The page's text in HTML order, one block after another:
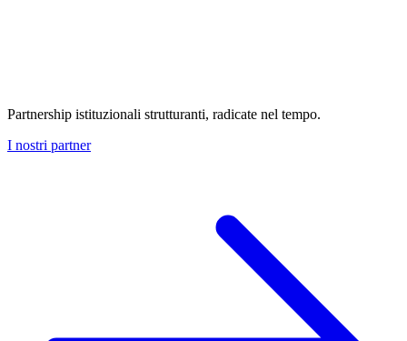
Partnership istituzionali strutturanti, radicate nel tempo.
I nostri partner